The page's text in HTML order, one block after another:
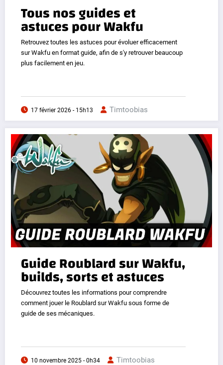
Tous nos guides et
astuces pour Wakfu
Retrouvez toutes les astuces pour évoluer efficacement
sur Wakfu en format guide, afin de s'y retrouver beaucoup
plus facilement en jeu.
17 février 2026 - 15h13 Timtoobias
Guide Roublard sur Wakfu,
builds, sorts et astuces
Découvrez toutes les informations pour comprendre
comment jouer le Roublard sur Wakfu sous forme de
guide de ses mécaniques.
10 novembre 2025 - 0h34 Timtoobias